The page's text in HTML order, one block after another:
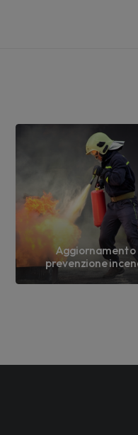
Aggiornamento
prevenzione